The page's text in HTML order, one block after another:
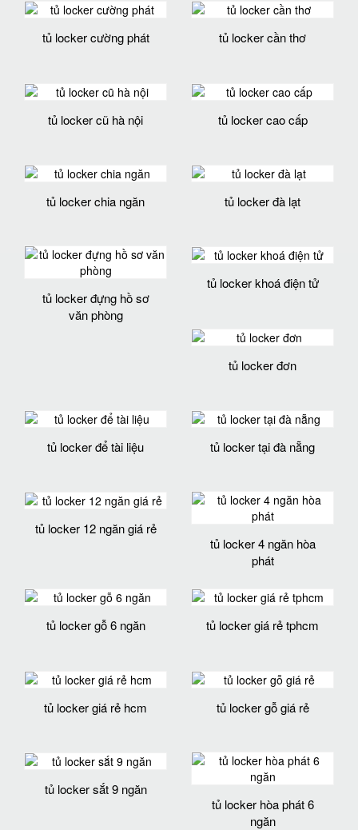
tủ locker cường phát tủ locker cần thơ
tủ locker cũ hà nội tủ locker cao cấp
tủ locker chia ngăn tủ locker đà lạt
tủ locker đựng hồ sơ
văn phòng
tủ locker khoá điện tử
tủ locker đơn
tủ locker để tài liệu tủ locker tại đà nẵng
tủ locker 12 ngăn giá rẻ
tủ locker 4 ngăn hòa
phát
tủ locker gỗ 6 ngăn tủ locker giá rẻ tphcm
tủ locker giá rẻ hcm tủ locker gỗ giá rẻ
tủ locker sắt 9 ngăn
tủ locker hòa phát 6
ngăn